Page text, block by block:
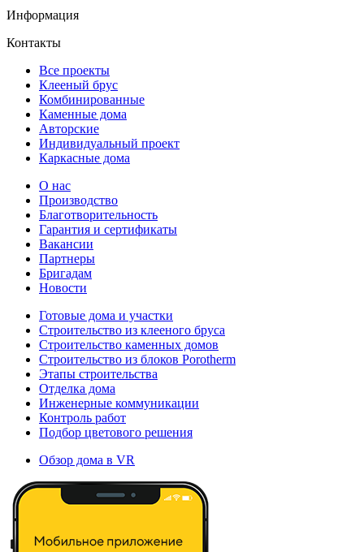
Информация
Контакты
Все проекты
Клееный брус
Комбинированные
Каменные дома
Авторские
Индивидуальный проект
Каркасные дома
О нас
Производство
Благотворительность
Гарантия и сертификаты
Вакансии
Партнеры
Бригадам
Новости
Готовые дома и участки
Строительство из клееного бруса
Строительство каменных домов
Строительство из блоков Porotherm
Этапы строительства
Отделка дома
Инженерные коммуникации
Контроль работ
Подбор цветового решения
Обзор дома в VR